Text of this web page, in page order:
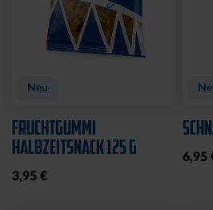
Neu
FRUCHTGUMMI
HALBZEITSNACK 125 G
3,95 €
6,95